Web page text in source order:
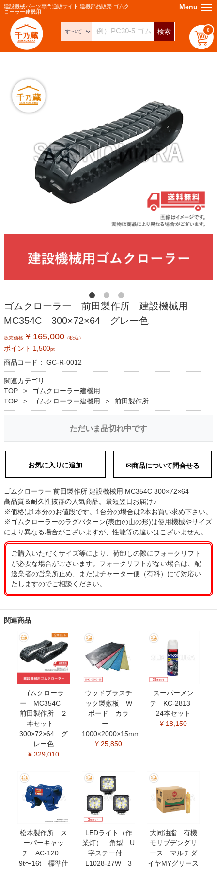
建設機械パーツ専門通販サイト 建機部品販売 ゴムク
ローラー建機用
検索 0
Menu Menu
ゴムクローラー 前田製作所 建設機械用
MC354C 300×72×64 グレー色
販売価格 ¥ 165,000 （税込）
ポイント 1,500pt
商品コード： GC-R-0012
関連カテゴリ
TOP
ゴムクローラー建機用
TOP
ゴムクローラー建機用 前田製作所
ただいま品切れ中です
お気に入りに追加 ✉商品について問合せる
ゴムクローラー 前田製作所 建設機械用 MC354C 300×72×64
高品質＆耐久性抜群の人気商品。最短翌日お届け♪
※価格は1本分のお値段です。1台分の場合は2本お買い求め下さい。
※ゴムクローラーのラグパターン(表面の山の形)は使用機械やサイズ
により異なる場合がございますが、性能等の違いはございません。
ご購入いただくサイズ等により、荷卸しの際にフォークリフト
が必要な場合がございます。フォークリフトがない場合は、配
送業者の営業所止め、またはチャーター便（有料）にて対応い
たしますのでご相談ください。
関連商品
ゴムクローラ
ー MC354C
前田製作所 ２
本セット
300×72×64 グ
レー色
¥ 329,010
ウッドプラスチ
ック製敷板 W
ボード カラ
ー
1000×2000×15mm
¥ 25,850
スーパーメン
テ KC-2813
24本セット
¥ 18,150
松本製作所 ス
ーパーキャッ
チ AC-120
9t〜16t 標準仕
LEDライト（作
業灯） 角型 U
字ステー付
L1028-27W 3
大同油脂 有機
モリブデングリ
ース マルチダ
イヤMYグリース